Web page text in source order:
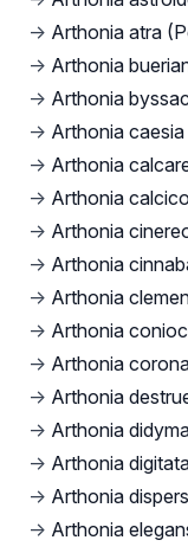
→ Arthonia atra
→ Arthonia
→ Arthonia
→ Arthonia
→ Arthonia
→ Arthonia
→ Arthonia
→ Arthonia
→ Arthonia
→ Arthonia
→ Arthonia
→ Arthonia
→ Arthonia
→ Arthonia
→ Arthonia
→ Arthonia